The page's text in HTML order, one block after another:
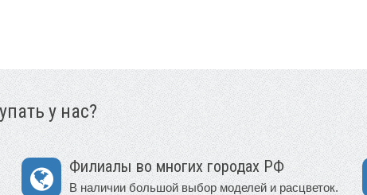
у нас?
Филиалы во многих городах РФ
В наличии большой выбор моделей и расцветок.